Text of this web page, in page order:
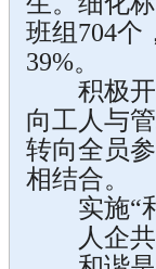
班组704个
39%。
积极开
向工人与
转向全员
相结合。
实施“和
人企共